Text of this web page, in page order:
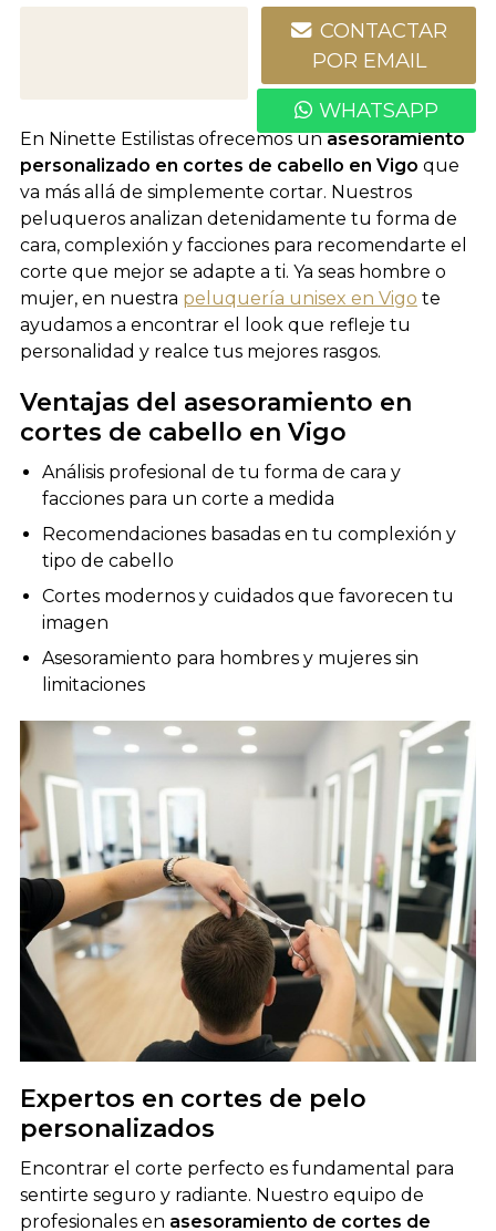
986 227 828
CONTACTAR
POR EMAIL
WHATSAPP
En Ninette Estilistas ofrecemos unasesoramiento
personalizado en cortes de cabello en Vigo que
va más allá de simplemente cortar. Nuestros
peluqueros analizan detenidamente tu forma de
cara, complexión y facciones para recomendarte el
corte que mejor se adapte a ti. Ya seas hombre o
mujer, en nuestra peluquería unisex en Vigo te
ayudamos a encontrar el look que refleje tu
personalidad y realce tus mejores rasgos.
Ventajas del asesoramiento en
cortes de cabello en Vigo
Análisis profesional de tu forma de cara y
facciones para un corte a medida
Recomendaciones basadas en tu complexión y
tipo de cabello
Cortes modernos y cuidados que favorecen tu
imagen
Asesoramiento para hombres y mujeres sin
limitaciones
Expertos en cortes de pelo
personalizados
Encontrar el corte perfecto es fundamental para
sentirte seguro y radiante. Nuestro equipo de
profesionales en asesoramiento de cortes de